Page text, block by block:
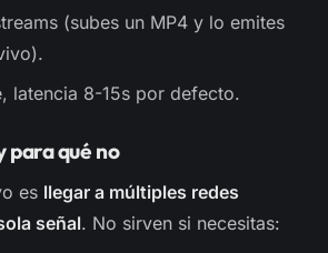
(subes un MP4 y lo emites
latencia 8-15s por defecto.
para qué no
es llegar a múltiples redes
señal. No sirven si necesitas: